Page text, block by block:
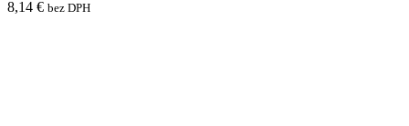
8,14 € bez DPH